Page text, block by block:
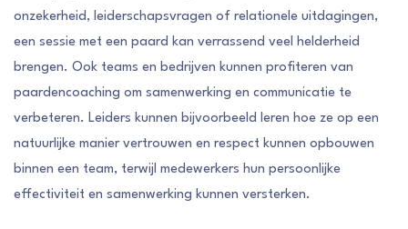
onzekerheid, leiderschapsvragen of relationele uitdagingen,
een sessie met een paard kan verrassend veel helderheid
brengen. Ook teams en bedrijven kunnen profiteren van
paardencoaching om samenwerking en communicatie te
verbeteren. Leiders kunnen bijvoorbeeld leren hoe ze op een
natuurlijke manier vertrouwen en respect kunnen opbouwen
binnen een team, terwijl medewerkers hun persoonlijke
effectiviteit en samenwerking kunnen versterken.